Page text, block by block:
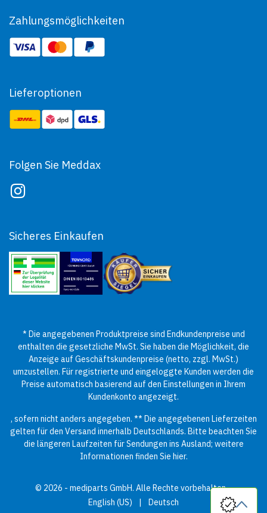
Zahlungsmöglichkeiten
Lieferoptionen
Folgen Sie Meddax
Sicheres Einkaufen
* Die angegebenen Produktpreise sind Endkundenpreise und
enthalten die gesetzliche MwSt. Sie haben die Möglichkeit, die
Anzeige auf Geschäftskundenpreise (netto, zzgl. MwSt.)
umzustellen. Für registrierte und eingeloggte Kunden werden die
Preise automatisch basierend auf den Einstellungen in Ihrem
Kundenkonto angezeigt.
, sofern nicht anders angegeben. ** Die angegebenen Lieferzeiten
gelten für den Versand innerhalb Deutschlands. Bitte beachten Sie
die längeren Laufzeiten für Sendungen ins Ausland; weitere
Informationen finden Sie hier.
© 2026 - mediparts GmbH. Alle Rechte vorbehalten.
English (US)
| Deutsch